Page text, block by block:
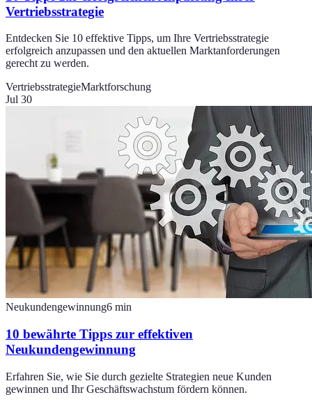
Vertriebsstrategie
Entdecken Sie 10 effektive Tipps, um Ihre Vertriebsstrategie
erfolgreich anzupassen und den aktuellen Marktanforderungen
gerecht zu werden.
VertriebsstrategieMarktforschung
Jul 30
Neukundengewinnung6 min
10 bewährte Tipps zur effektiven
Neukundengewinnung
Erfahren Sie, wie Sie durch gezielte Strategien neue Kunden
gewinnen und Ihr Geschäftswachstum fördern können.